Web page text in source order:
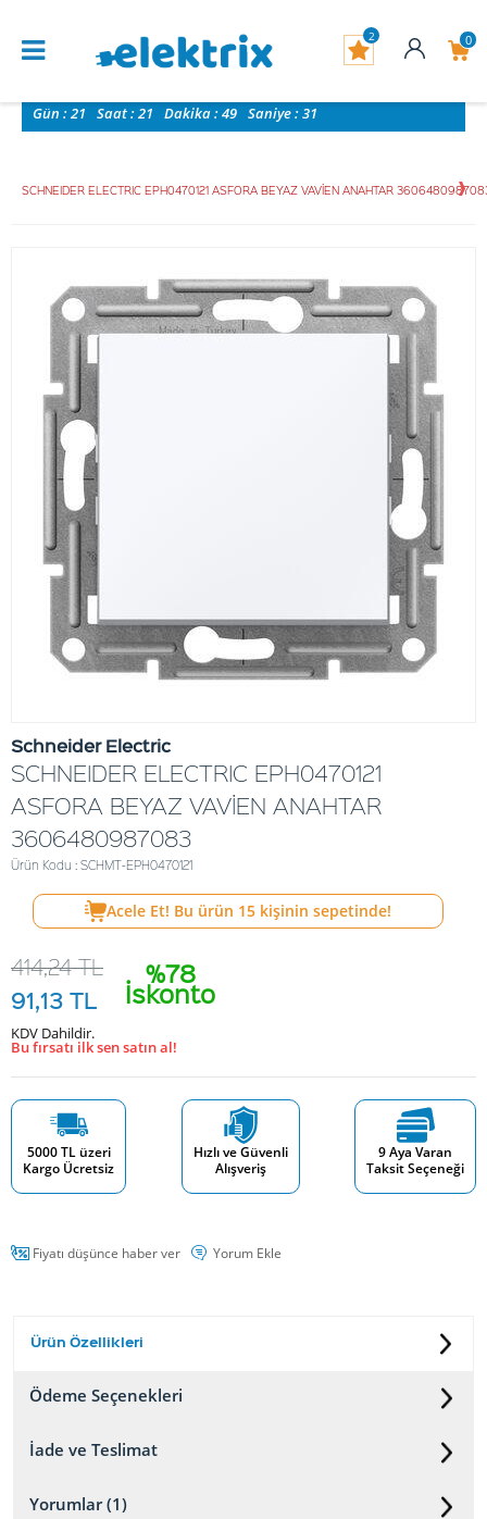
0
2
Gün :21 Saat :21 Dakika :49 Saniye :30
SCHNEIDER ELECTRIC EPH0470121 ASFORA BEYAZ VAVİEN ANAHTAR
Schneider Electric
SCHNEIDER ELECTRIC EPH0470121
ASFORA BEYAZ VAVİEN ANAHTAR
3606480987083
Ürün Kodu : SCHMT-EPH0470121
Acele Et! Bu ürün 15 kişinin sepetinde!
%78
İskonto
414,24TL
91,13 TL
KDV Dahildir.
Bu fırsatı ilk sen satın al!
5000 TL üzeri
Kargo Ücretsiz
Hızlı ve Güvenli
Alışveriş
9 Aya Varan
Taksit Seçeneği
Fiyatı düşünce haber ver Yorum Ekle
Ürün Özellikleri
Ödeme Seçenekleri
İade ve Teslimat
Yorumlar (1)